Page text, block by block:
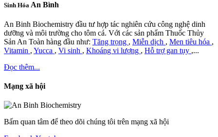
Sinh Hóa An Bình
An Binh Biochemistry đầu tư hợp tác nghiên cứu công nghệ dinh
dưỡng và môi trường cho tôm cá. Với các sản phẩm Thuốc Thủy
Sản An Toàn hàng đầu như: Tăng trọng , Miễn dịch , Men tiêu hóa ,
Vitamin , Yucca , Vi sinh , Khoáng vi lượng , Hỗ trợ gan tụy ,...
Đọc thêm...
Mạng xã hội
Bấm quan tâm để theo dõi chúng tôi trên mạng xã hội